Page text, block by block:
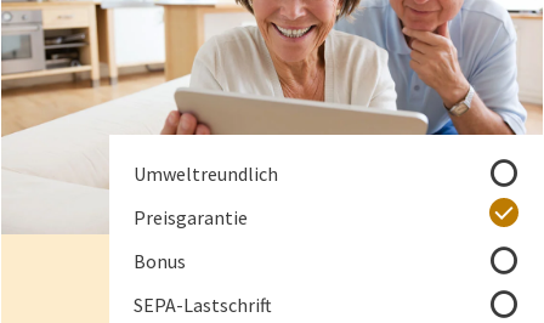
Umweltreundlich
nicht enthalten
Preisgarantie
enthalten
Bonus
nicht enthalten
SEPA-Lastschrift
nicht enthalten